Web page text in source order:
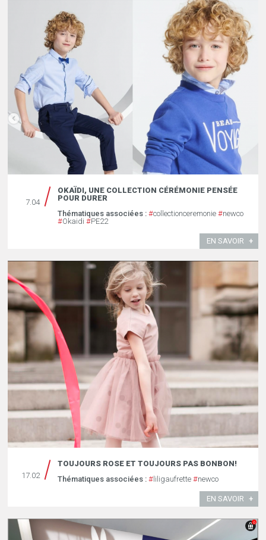
7.04
OKAÏDI, UNE COLLECTION CÉRÉMONIE PENSÉE
POUR DURER
Thématiques associées : #collectionceremonie #newco
#Okaidi #PE22
EN SAVOIR
17.02
TOUJOURS ROSE ET TOUJOURS PAS BONBON!
Thématiques associées : # liligaufrette #newco
EN SAVOIR